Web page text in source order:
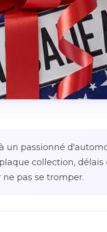
un passionné
collection, délais
pas se tromper.